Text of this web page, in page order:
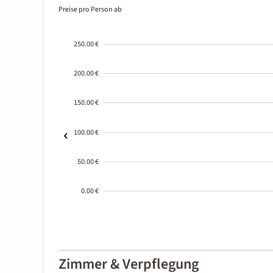
Preise pro Person ab
250.00 €
200.00 €
150.00 €
100.00 €
50.00 €
0.00 €
01-02
Zimmer & Verpflegung